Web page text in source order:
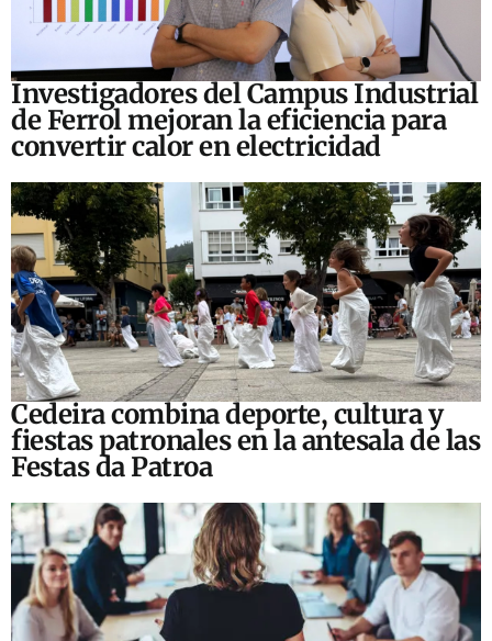
Investigadores del Campus Industrial
de Ferrol mejoran la eficiencia para
convertir calor en electricidad
Cedeira combina deporte, cultura y
fiestas patronales en la antesala de las
Festas da Patroa